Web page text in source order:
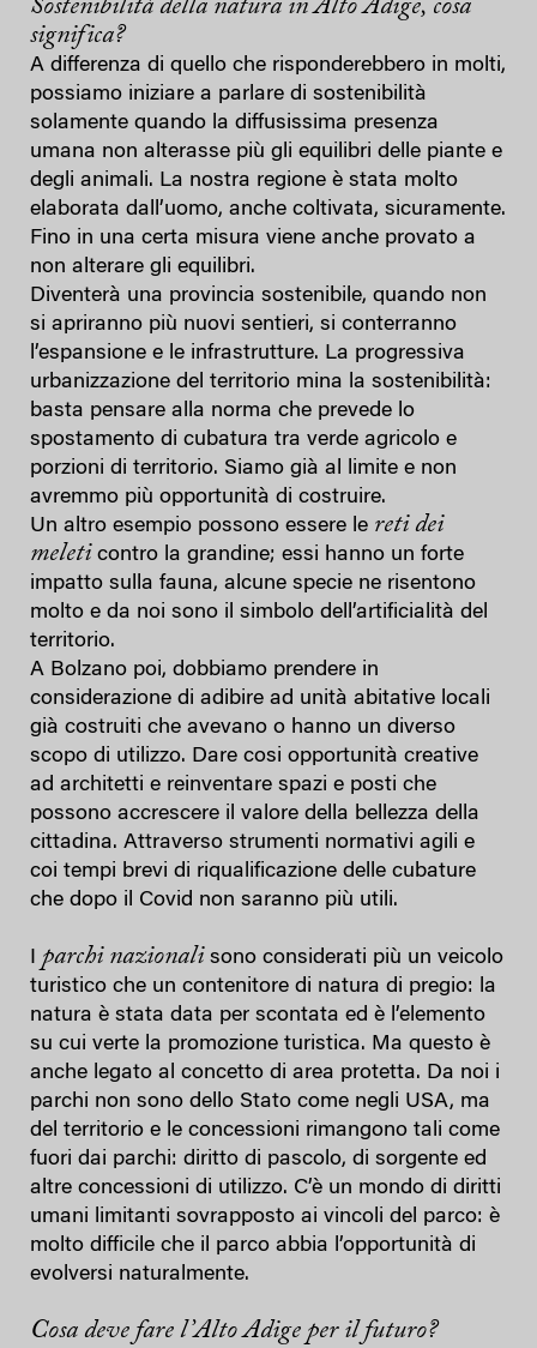
Sostenibilità della natura in Alto Adige, cosa
significa?
A differenza di quello che risponderebbero in molti,
possiamo iniziare a parlare di sostenibilità
solamente quando la diffusissima presenza
umana non alterasse più gli equilibri delle piante e
degli animali. La nostra regione è stata molto
elaborata dall’uomo, anche coltivata, sicuramente.
Fino in una certa misura viene anche provato a
non alterare gli equilibri.
Diventerà una provincia sostenibile, quando non
si apriranno più nuovi sentieri, si conterranno
l’espansione e le infrastrutture. La progressiva
urbanizzazione del territorio mina la sostenibilità:
basta pensare alla norma che prevede lo
spostamento di cubatura tra verde agricolo e
porzioni di territorio. Siamo già al limite e non
avremmo più opportunità di costruire.
Un altro esempio possono essere le reti dei
meleti contro la grandine; essi hanno un forte
impatto sulla fauna, alcune specie ne risentono
molto e da noi sono il simbolo dell’artificialità del
territorio.
A Bolzano poi, dobbiamo prendere in
considerazione di adibire ad unità abitative locali
già costruiti che avevano o hanno un diverso
scopo di utilizzo. Dare cosi opportunità creative
ad architetti e reinventare spazi e posti che
possono accrescere il valore della bellezza della
cittadina. Attraverso strumenti normativi agili e
coi tempi brevi di riqualificazione delle cubature
che dopo il Covid non saranno più utili.
I parchi nazionali sono considerati più un veicolo
turistico che un contenitore di natura di pregio: la
natura è stata data per scontata ed è l’elemento
su cui verte la promozione turistica. Ma questo è
anche legato al concetto di area protetta. Da noi i
parchi non sono dello Stato come negli USA, ma
del territorio e le concessioni rimangono tali come
fuori dai parchi: diritto di pascolo, di sorgente ed
altre concessioni di utilizzo. C’è un mondo di diritti
umani limitanti sovrapposto ai vincoli del parco: è
molto difficile che il parco abbia l’opportunità di
evolversi naturalmente.
Cosa deve fare l’Alto Adige per il futuro?